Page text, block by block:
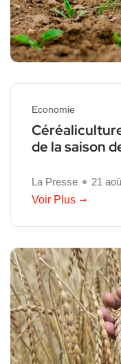
Economie
de la saison
La Presse
21
Voir Plus